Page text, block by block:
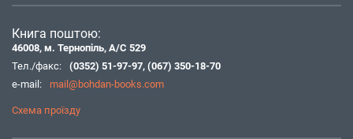
Книга поштою:
46008, м. Тернопіль, А/С 529
Тел./факс:
(0352) 51-97-97, (067) 350-18-70
e-mail:
mail@bohdan-books.com
Схема проїзду